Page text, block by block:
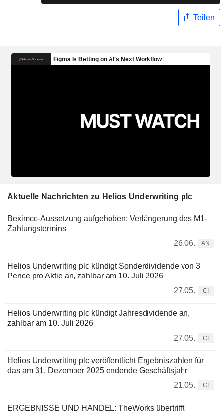
Teilen
Aktuelle Nachrichten zu Helios Underwriting plc
Beximco-Aussetzung aufgehoben; Verlängerung des M1-
Zahlungstermins
26.06.
AN
Helios Underwriting plc kündigt Sonderdividende von 3
Pence pro Aktie an, zahlbar am 10. Juli 2026
27.05.
CI
Helios Underwriting plc kündigt Jahresdividende an,
zahlbar am 10. Juli 2026
27.05.
CI
Helios Underwriting plc veröffentlicht Ergebniszahlen für
das am 31. Dezember 2025 endende Geschäftsjahr
21.05.
CI
ERGEBNISSE UND HANDEL: TheWorks übertrifft